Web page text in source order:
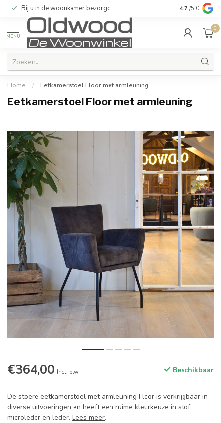
Bij u in de woonkamer bezorgd Kwaliteit &
4.7 /5.0
MENU
0
Home / Eetkamerstoel Floor met armleuning
Eetkamerstoel Floor met armleuning
€364,00 Incl. btw Beschikbaar
De stoere eetkamerstoel met armleuning Floor is verkrijgbaar in
diverse uitvoeringen en heeft een ruime kleurkeuze in stof,
microleder en leder. Lees meer.